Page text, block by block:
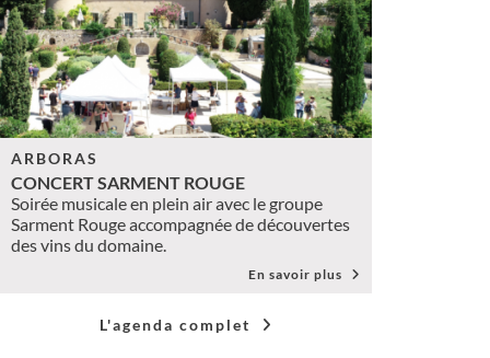
ARBORAS
CONCERT SARMENT ROUGE
Soirée musicale en plein air avec le groupe
Sarment Rouge accompagnée de découvertes
des vins du domaine.
En savoir plus
L'agenda complet